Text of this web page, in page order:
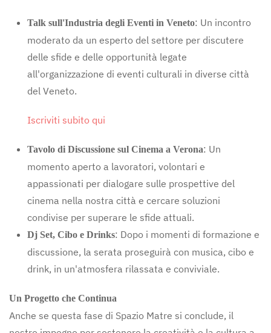
Talk sull'Industria degli Eventi in Veneto: Un incontro
moderato da un esperto del settore per discutere
delle sfide e delle opportunità legate
all'organizzazione di eventi culturali in diverse città
del Veneto.
Iscriviti subito qui
Tavolo di Discussione sul Cinema a Verona: Un
momento aperto a lavoratori, volontari e
appassionati per dialogare sulle prospettive del
cinema nella nostra città e cercare soluzioni
condivise per superare le sfide attuali.
Dj Set, Cibo e Drinks: Dopo i momenti di formazione e
discussione, la serata proseguirà con musica, cibo e
drink, in un'atmosfera rilassata e conviviale.
Un Progetto che Continua
Anche se questa fase di Spazio Matre si conclude, il